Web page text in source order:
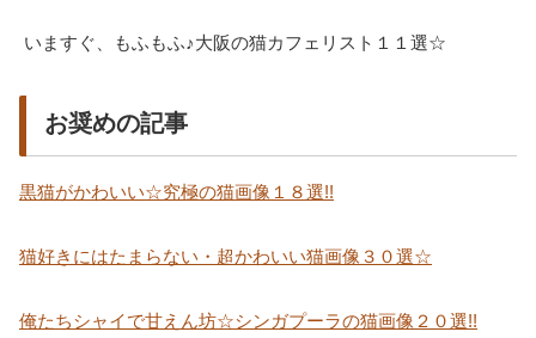
いますぐ、もふもふ♪大阪の猫カフェリスト１１選☆
お奨めの記事
黒猫がかわいい☆究極の猫画像１８選!!
猫好きにはたまらない・超かわいい猫画像３０選☆
俺たちシャイで甘えん坊☆シンガプーラの猫画像２０選!!